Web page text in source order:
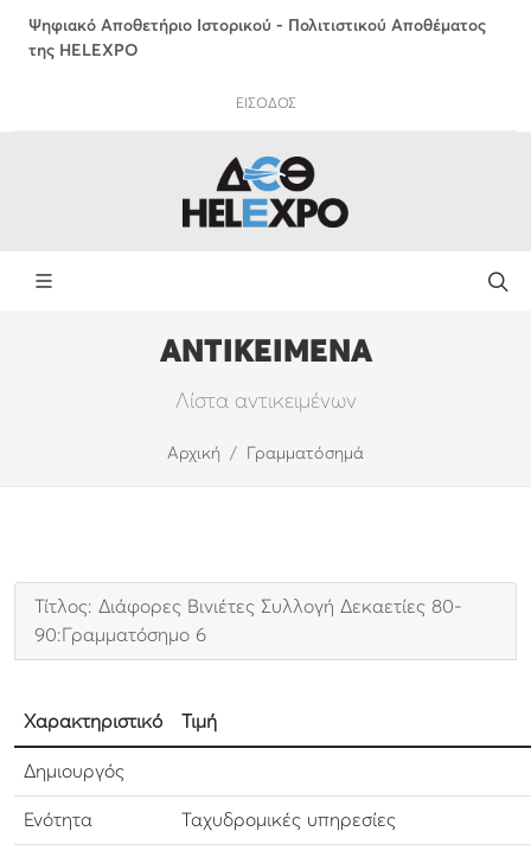
Ψηφιακό Αποθετήριο Ιστορικού - Πολιτιστικού Αποθέματος
της HELEXPO
ΕΙΣΟΔΟΣ
ΑΝΤΙΚΕΙΜΕΝΑ
Λίστα αντικειμένων
Αρχική Γραμματόσημά
Τίτλος: Διάφορες Βινιέτες Συλλογή Δεκαετίες 80-
90:Γραμματόσημο 6
Χαρακτηριστικό Τιμή
Δημιουργός
Ενότητα Ταχυδρομικές υπηρεσίες